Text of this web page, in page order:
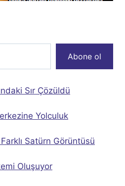
Abone ol
Sır Çözüldü
Yolculuk
Satürn Görüntüsü
Oluşuyor